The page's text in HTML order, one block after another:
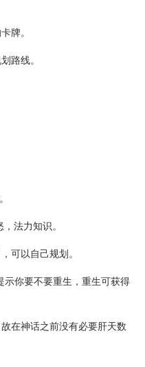
牌。
路线。
法力知识。
可以自己规划。
示你要不要重生，重生可获得
在神话之前没有必要肝天数